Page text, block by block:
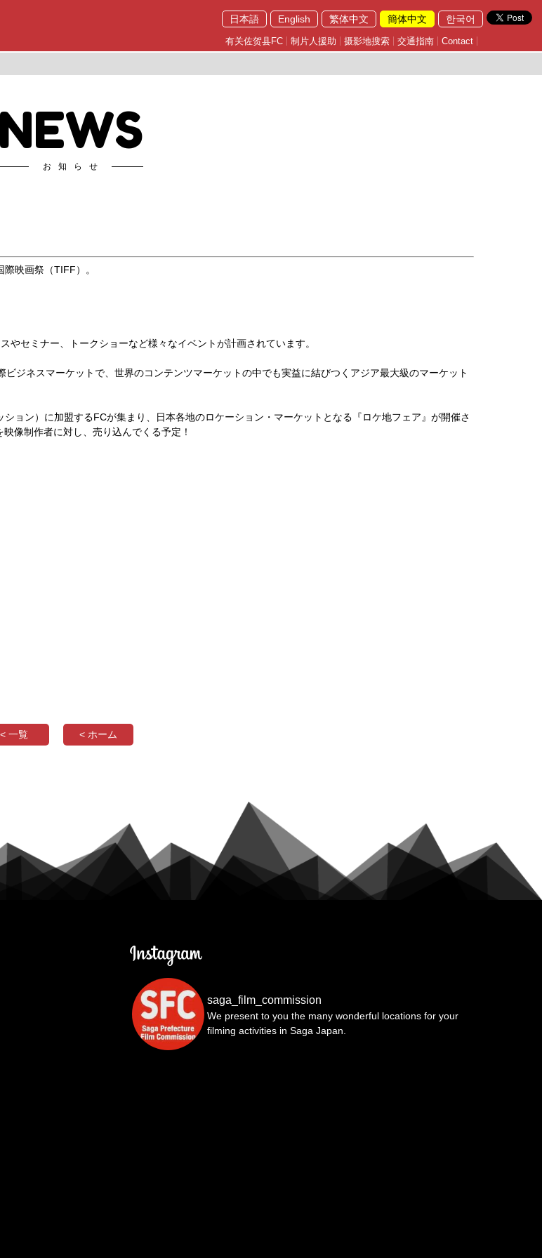
日本語 English 繁体中文 簡体中文 한국어
有关佐贺县FC 制片人援助 摄影地搜索 交通指南 Contact
NEWS
お知らせ
映画祭（TIFF）。
セミナー、トークショーなど様々なイベントが計画されています。
ジネスマーケットで、世界のコンテンツマーケットの中でも実益に結びつくアジア最大級のマーケット
ョン）に加盟するFCが集まり、日本各地のロケーション・マーケットとなる『ロケ地フェア』が開催さ
像制作者に対し、売り込んでくる予定！
< 一覧 < ホーム
saga_film_commission
We present to you the many wonderful locations for your
filming activities in Saga Japan.